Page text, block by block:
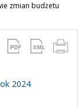
zmian budżetu
2024